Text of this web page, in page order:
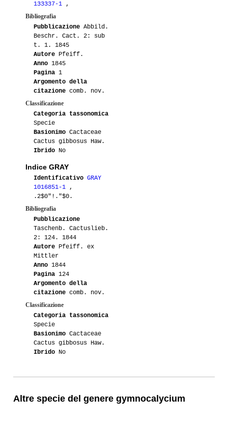
133337-1 ,
Bibliografia
Pubblicazione Abbild.
Beschr. Cact. 2: sub
t. 1. 1845
Autore Pfeiff.
Anno 1845
Pagina 1
Argomento della
citazione comb. nov.
Classificazione
Categoria tassonomica
Specie
Basionimo Cactaceae
Cactus gibbosus Haw.
Ibrido No
Indice GRAY
Identificativo GRAY
1016851-1 ,
.2$0"!."$0.
Bibliografia
Pubblicazione
Taschenb. Cactuslieb.
2: 124. 1844
Autore Pfeiff. ex
Mittler
Anno 1844
Pagina 124
Argomento della
citazione comb. nov.
Classificazione
Categoria tassonomica
Specie
Basionimo Cactaceae
Cactus gibbosus Haw.
Ibrido No
Altre specie del genere gymnocalycium